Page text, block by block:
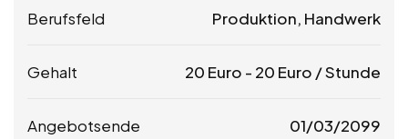
Berufsfeld Produktion, Handwerk
Gehalt 20 Euro - 20 Euro / Stunde
Angebotsende 01/03/2099